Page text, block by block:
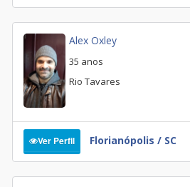
Alex Oxley
35 anos
Rio Tavares
Ver Perfil Florianópolis / SC